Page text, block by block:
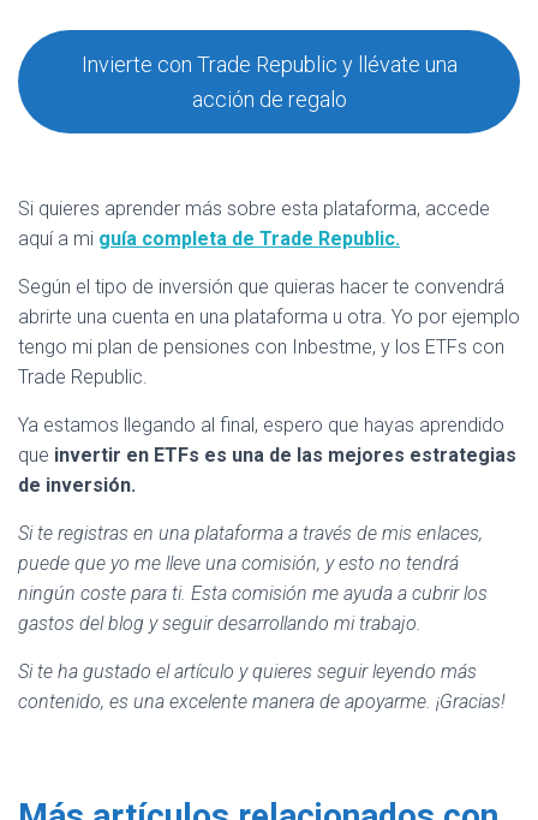
Invierte con Trade Republic y llévate una
acción de regalo
Si quieres aprender más sobre esta plataforma, accede
aquí a mi guía completa de Trade Republic.
Según el tipo de inversión que quieras hacer te convendrá
abrirte una cuenta en una plataforma u otra. Yo por ejemplo
tengo mi plan de pensiones con Inbestme, y los ETFs con
Trade Republic.
Ya estamos llegando al final, espero que hayas aprendido
que invertir en ETFs es una de las mejores estrategias
de inversión.
Si te registras en una plataforma a través de mis enlaces,
puede que yo me lleve una comisión, y esto no tendrá
ningún coste para ti. Esta comisión me ayuda a cubrir los
gastos del blog y seguir desarrollando mi trabajo.
Si te ha gustado el artículo y quieres seguir leyendo más
contenido, es una excelente manera de apoyarme. ¡Gracias!